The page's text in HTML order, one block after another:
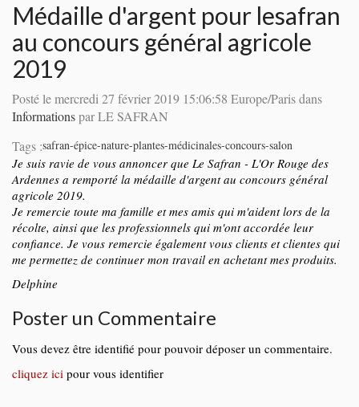
Médaille d'argent pour lesafran
au concours général agricole
2019
Posté lemercredi 27 février 2019 15:06:58 Europe/Parisdans
InformationsparLE SAFRAN
Tags :safran-épice-nature-plantes-médicinales-concours-salon
Je suis ravie de vous annoncer que Le Safran - L'Or Rouge des
Ardennes a remporté la médaille d'argent au concours général
agricole 2019.
Je remercie toute ma famille et mes amis qui m'aident lors de la
récolte, ainsi que les professionnels qui m'ont accordée leur
confiance. Je vous remercie également vous clients et clientes qui
me permettez de continuer mon travail en achetant mes produits.
Delphine
Poster un Commentaire
Vous devez être identifié pour pouvoir déposer un commentaire.
cliquez ici pour vous identifier